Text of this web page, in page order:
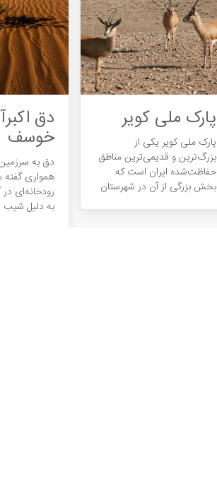
پارک ملی کویر
پارک ملی کویر یکی از
بزرگ‌ترین و قدیمی‌ترین مناطق
حفاظت‌شده ایران است که
بخش بزرگی از آن در شهرستان
دق
خوسف
دق به
همواری
رودخانه‌ای
به دلیل شیب